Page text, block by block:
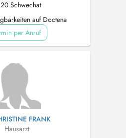
Schwechat
auf Doctena
per Anruf
FRANK
Hausarzt